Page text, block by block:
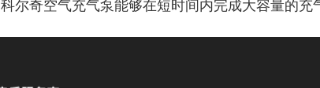
科尔奇空气充气泵能够在短时间内完成大容量的充